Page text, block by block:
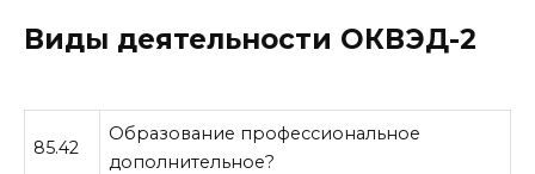
Виды деятельности ОКВЭД-2
85.42
Образование профессиональное
дополнительное?